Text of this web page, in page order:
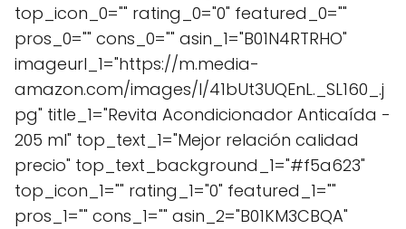
top_icon_0="" rating_0="0" featured_0=""
pros_0="" cons_0="" asin_1="B01N4RTRHO"
imageurl_1="https://m.media-
amazon.com/images/I/41bUt3UQEnL._SL160_.j
pg" title_1="Revita Acondicionador Anticaída -
205 ml" top_text_1="Mejor relación calidad
precio" top_text_background_1="#f5a623"
top_icon_1="" rating_1="0" featured_1=""
pros_1="" cons_1="" asin_2="B01KM3CBQA"